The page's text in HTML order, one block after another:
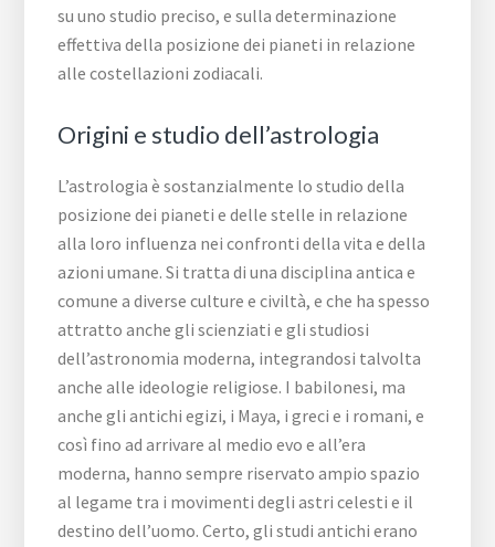
su uno studio preciso, e sulla determinazione
effettiva della posizione dei pianeti in relazione
alle costellazioni zodiacali.
Origini e studio dell’astrologia
L’astrologia è sostanzialmente lo studio della
posizione dei pianeti e delle stelle in relazione
alla loro influenza nei confronti della vita e della
azioni umane. Si tratta di una disciplina antica e
comune a diverse culture e civiltà, e che ha spesso
attratto anche gli scienziati e gli studiosi
dell’astronomia moderna, integrandosi talvolta
anche alle ideologie religiose. I babilonesi, ma
anche gli antichi egizi, i Maya, i greci e i romani, e
così fino ad arrivare al medio evo e all’era
moderna, hanno sempre riservato ampio spazio
al legame tra i movimenti degli astri celesti e il
destino dell’uomo. Certo, gli studi antichi erano